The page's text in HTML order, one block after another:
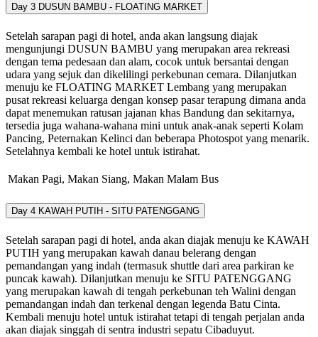
Day 3 DUSUN BAMBU - FLOATING MARKET
Setelah sarapan pagi di hotel, anda akan langsung diajak
mengunjungi DUSUN BAMBU yang merupakan area rekreasi
dengan tema pedesaan dan alam, cocok untuk bersantai dengan
udara yang sejuk dan dikelilingi perkebunan cemara. Dilanjutkan
menuju ke FLOATING MARKET Lembang yang merupakan
pusat rekreasi keluarga dengan konsep pasar terapung dimana anda
dapat menemukan ratusan jajanan khas Bandung dan sekitarnya,
tersedia juga wahana-wahana mini untuk anak-anak seperti Kolam
Pancing, Peternakan Kelinci dan beberapa Photospot yang menarik.
Setelahnya kembali ke hotel untuk istirahat.
Makan Pagi, Makan Siang, Makan Malam Bus
Day 4 KAWAH PUTIH - SITU PATENGGANG
Setelah sarapan pagi di hotel, anda akan diajak menuju ke KAWAH
PUTIH yang merupakan kawah danau belerang dengan
pemandangan yang indah (termasuk shuttle dari area parkiran ke
puncak kawah). Dilanjutkan menuju ke SITU PATENGGANG
yang merupakan kawah di tengah perkebunan teh Walini dengan
pemandangan indah dan terkenal dengan legenda Batu Cinta.
Kembali menuju hotel untuk istirahat tetapi di tengah perjalan anda
akan diajak singgah di sentra industri sepatu Cibaduyut.